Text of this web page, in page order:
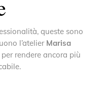
queste sono
l’atelier Marisa
rendere ancora più